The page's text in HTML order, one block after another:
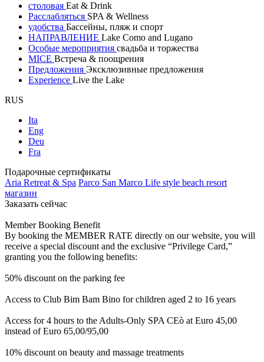
столовая Eat & Drink
Расслабляться SPA & Wellness
удобства Бассейны, пляж и спорт
НАПРАВЛЕНИЕ Lake Como and Lugano
Особые мероприятия свадьба и торжества
MICE Встреча & поощрения
Предложения Эксклюзивные предложения
Experience Live the Lake
RUS
Ita
Eng
Deu
Fra
Подарочные сертификаты
Aria Retreat & Spa Parco San Marco Life style beach resort
магазин
Заказать сейчас
Member Booking Benefit
By booking the MEMBER RATE directly on our website, you will
receive a special discount and the exclusive “Privilege Card,”
granting you the following benefits:
50% discount on the parking fee
Access to Club Bim Bam Bino for children aged 2 to 16 years
Access for 4 hours to the Adults-Only SPA CEò at Euro 45,00
instead of Euro 65,00/95,00
10% discount on beauty and massage treatments